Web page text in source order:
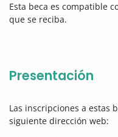
Esta beca es compatible
que se reciba.
Presentación
Las inscripciones a estas
siguiente dirección web: